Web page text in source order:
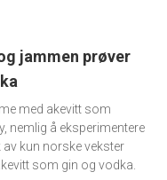
jammen prøver
med akevitt som
nemlig å eksperimentere
av kun norske vekster
som gin og vodka.